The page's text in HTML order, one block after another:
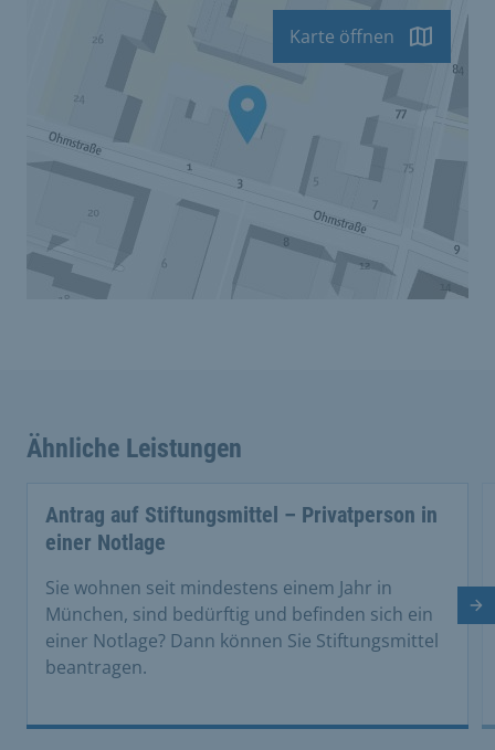
Karte öffnen
Ähnliche Leistungen
Antrag auf Stiftungsmittel – Privatperson in
einer Notlage
Sie wohnen seit mindestens einem Jahr in
München, sind bedürftig und befinden sich ein
einer Notlage? Dann können Sie Stiftungsmittel
beantragen.